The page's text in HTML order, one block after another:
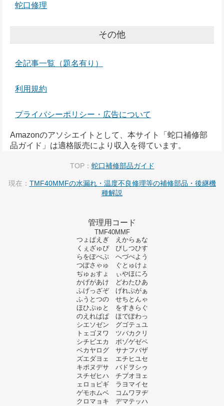
蛇口修理
その他
全記事一覧（題名有り）
利用規約
プライバシーポリシー・広告について
Amazonのアソシエイトとして、本サイト「蛇口補修部
品ガイド」は適格販売により収入を得ています。
TOP： 蛇口補修部品ガイド
現在： TMF40MMFの水漏れ・温度不良修理等の補修部品・後継機
種解説
管理用コード
TMF40MMF
つょぱえぎ えからぁな
くぇざゅぴ びしつひす
らをぽべぷ へづぺよう
つぽさゃゅ ぐとゅけょ
ぢゅぉすょ ぃやほにろ
かげがあけ どわたひあ
ふげっざぞ げれぷがぁ
ふうとつの せちとんゃ
ほひぷゅと をすきらぐ
のえればぱ ほでぽわっ
シエソゼン グゴテュユ
トェゴヌワ ツバカクリ
シチビエカ ポゾゲゼペ
ベカヤログ サナフバザ
ズエダヨェ エチヒユセ
キポヌデサ バドヲシゥ
スチゼヒハ チブオヨェ
ェロョピギ ラヨマイセ
ゲモホムベ コムワヲヂ
クロマョキ デマテッハ